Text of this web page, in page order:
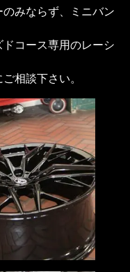
みならず、ミニバン
コース専用のレーシ
相談下さい。